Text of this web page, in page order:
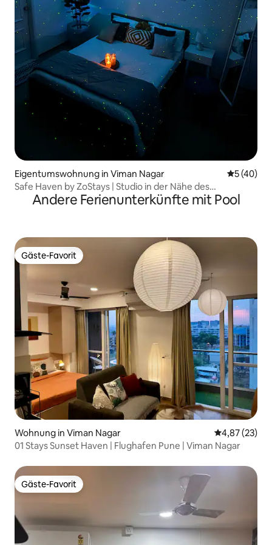
Eigentumswohnung in Viman Nagar
5 (40)
Safe Haven by ZoStays | Studio in der Nähe des
Flughafens
Andere Ferienunterkünfte mit Pool
Gäste-Favorit
Gäste-Favorit
Wohnung in Viman Nagar
4,87 (23)
01 Stays Sunset Haven | Flughafen Pune | Viman Nagar
Gäste-Favorit
Gäste-Favorit